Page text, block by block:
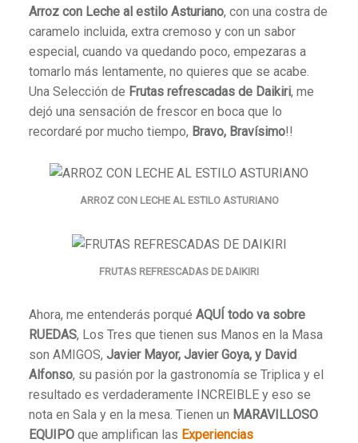
Arroz con Leche al estilo Asturiano, con una costra de
caramelo incluida, extra cremoso y con un sabor
especial, cuando va quedando poco, empezaras a
tomarlo más lentamente, no quieres que se acabe.
Una Selección de Frutas refrescadas de Daikiri, me
dejó una sensación de frescor en boca que lo
recordaré por mucho tiempo, Bravo, Bravísimo!!
ARROZ CON LECHE AL ESTILO ASTURIANO
FRUTAS REFRESCADAS DE DAIKIRI
Ahora, me entenderás porqué AQUÍ todo va sobre
RUEDAS, Los Tres que tienen sus Manos en la Masa
son AMIGOS, Javier Mayor, Javier Goya, y David
Alfonso, su pasión por la gastronomía se Triplica y el
resultado es verdaderamente INCREIBLE y eso se
nota en Sala y en la mesa. Tienen un MARAVILLOSO
EQUIPOque amplifican las Experiencias